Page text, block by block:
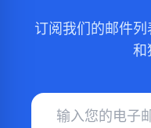
订阅我们的邮件
和